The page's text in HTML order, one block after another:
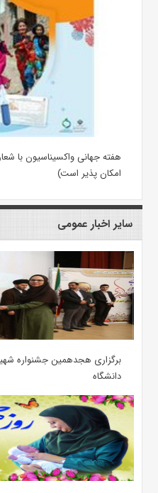
هفته جهانی واکسیناسیون با
امکان پذیر است)
سایر اخبار عمومی
برگزاری هجدهمین جشنواره
دانشگاه